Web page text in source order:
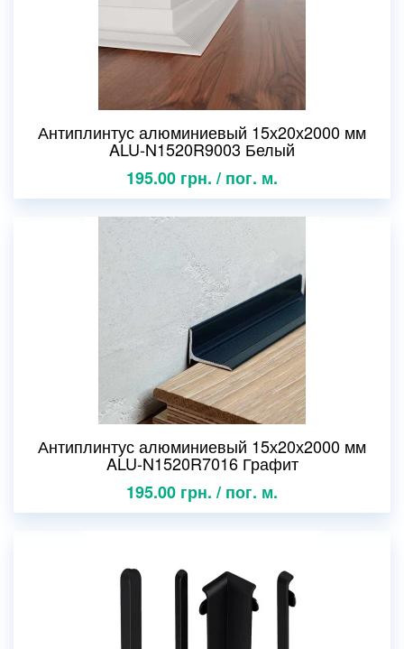
Антиплинтус алюминиевый 15х20х2000 мм
ALU-N1520R9003 Белый
195.00 грн. / пог. м.
Антиплинтус алюминиевый 15х20х2000 мм
ALU-N1520R7016 Графит
195.00 грн. / пог. м.